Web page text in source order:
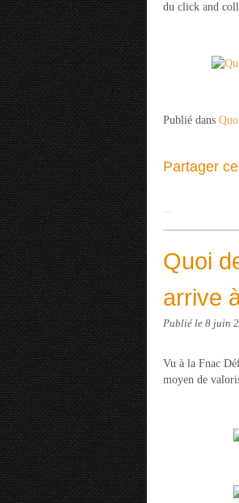
du click and
Publié dans
Partager
Quoi
arrive
Publié le 8 juin
Vu à la Fnac
moyen de